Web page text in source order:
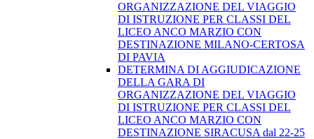
ORGANIZZAZIONE DEL VIAGGIO
DI ISTRUZIONE PER CLASSI DEL
LICEO ANCO MARZIO CON
DESTINAZIONE MILANO-CERTOSA
DI PAVIA
DETERMINA DI AGGIUDICAZIONE
DELLA GARA DI
ORGANIZZAZIONE DEL VIAGGIO
DI ISTRUZIONE PER CLASSI DEL
LICEO ANCO MARZIO CON
DESTINAZIONE SIRACUSA dal 22-25